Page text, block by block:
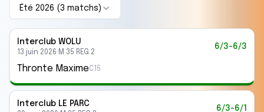
Été 2026 (3 matchs )
Interclub WOLU
13 juin 2026· M 35 REG 2
6/3-6/3
Thronte MaximeC15
Interclub LE PARC
6/3-6/1